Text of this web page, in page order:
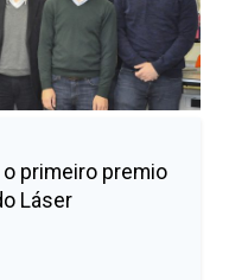
primeiro premio
Láser